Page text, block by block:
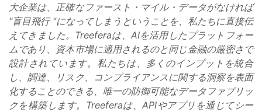
大企業は、正確なファースト・マイル・データがなければ
"盲目飛行 "になってしまうということを、私たちに直接伝
えてきました。Treeferaは、AIを活用したプラットフォー
ムであり、資本市場に適用されるのと同じ金融の厳密さで
設計されています。私たちは、多くのインプットを統合
し、調達、リスク、コンプライアンスに関する洞察を表面
化することのできる、唯一の防御可能なデータファブリッ
クを構築します。Treeferaは、APIやアプリを通じてシー